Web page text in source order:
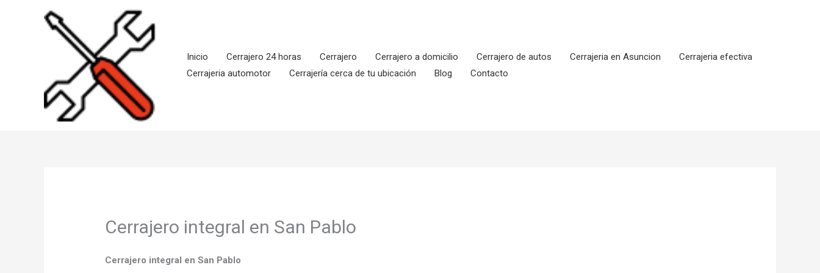
Inicio
Cerrajero 24 horas Cerrajero Cerrajero a domicilio Cerrajero de autos Cerrajeria en Asuncion
Cerrajeria efectiva
Cerrajeria automotor
Cerrajería cerca de tu ubicación Blog Contacto
Cerrajero integral en San Pablo
Cerrajero integral en San Pablo